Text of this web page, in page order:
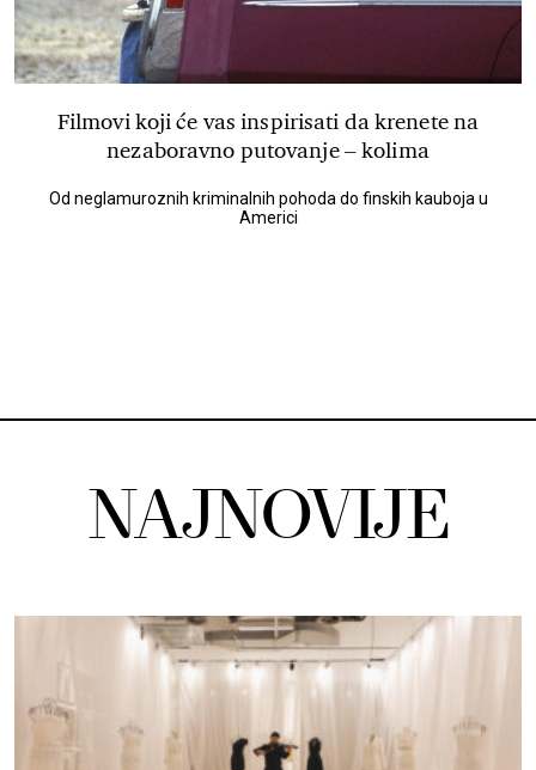
Filmovi koji će vas inspirisati da krenete na
nezaboravno putovanje – kolima
Od neglamuroznih kriminalnih pohoda do finskih kauboja u
Americi
NAJNOVIJE